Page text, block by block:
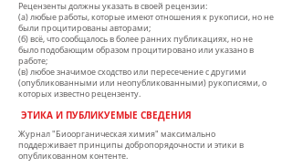
Рецензенты должны указать в своей рецензии:
​(а) любые работы, которые имеют отношения к рукописи, но не
были процитированы авторами;
(б) всё, что сообщалось в более ранних публикациях, но не
было подобающим образом процитировано или указано в
работе;
(в) любое значимое сходство или пересечение с другими
(опубликованными или неопубликованными) рукописями, о
которых известно рецензенту.
​​ ЭТИКА И ПУБЛИКУЕМЫЕ СВЕДЕНИЯ
Журнал "Биоорганическая химия" максимально
поддерживает принципы добропорядочности и этики в
опубликованном контенте.